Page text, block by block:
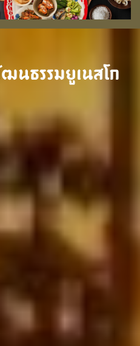
ฒนธรรมยูเนสโก